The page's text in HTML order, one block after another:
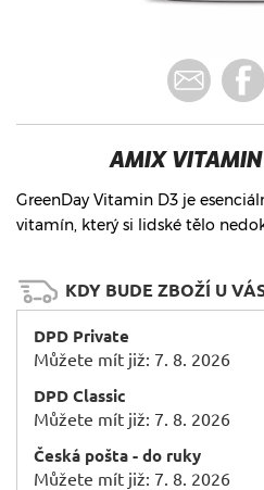
AMIX
GreenDay Vitamin D3 je
vitamín, který si lidské tělo
KDY BUDE ZBOŽÍ U
DPD Private
Můžete mít již: 7. 8. 2026
DPD Classic
Můžete mít již: 7. 8. 2026
Česká pošta - do ruky
Můžete mít již: 7. 8. 2026